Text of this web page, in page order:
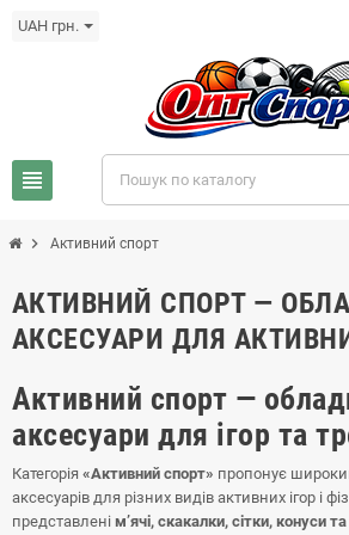
UAH грн.
view_headline
chevron_right Активний спорт
АКТИВНИЙ СПОРТ —
АКСЕСУАРИ ДЛЯ
Активний спорт —
аксесуари для ігор та
Категорія «Активний спорт» пропонує
аксесуарів для різних видів активних ігор і
представлені м’ячі, скакалки, сітки, конуси